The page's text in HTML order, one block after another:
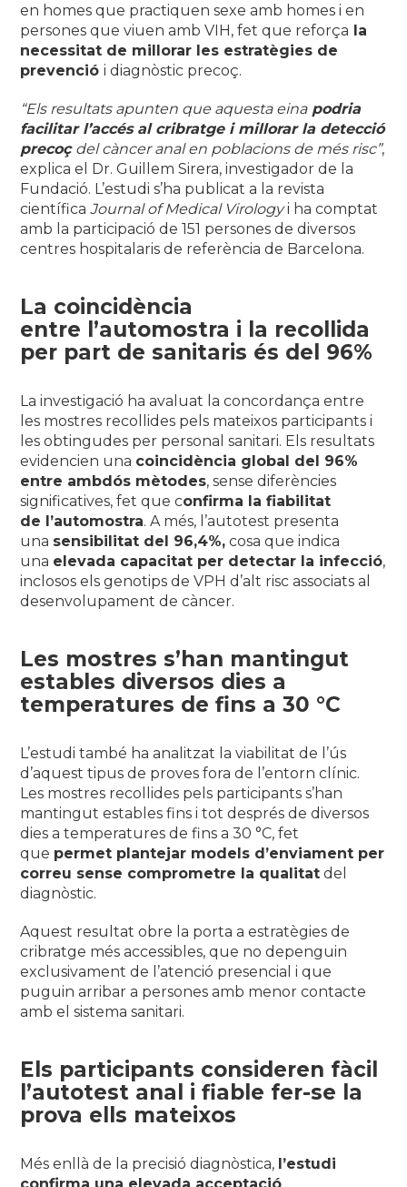
en homes que practiquen sexe amb homes i en
persones que viuen amb VIH, fet que reforça la
necessitat de millorar les estratègies de
prevenciói diagnòstic precoç.
“Els resultats apunten que aquesta einapodria
facilitar l’accés al cribratge i millorar la detecció
precoç del càncer anal en poblacions de més risc”,
explica el Dr. Guillem Sirera, investigador de la
Fundació. L’estudi s’ha publicat a la revista
científicaJournal of Medical Virologyi ha comptat
amb la participació de 151 persones de diversos
centres hospitalaris de referència de Barcelona.
La coincidència
entre l’automostra i la recollida
per part de sanitaris és del 96%
La investigació ha avaluat la concordança entre
les mostres recollides pels mateixos participants i
les obtingudes per personal sanitari. Els resultats
evidencien una coincidència global del 96%
entre ambdós mètodes, sense diferències
significatives, fet que confirma la fiabilitat
de l’automostra. A més, l’autotest presenta
una sensibilitat del 96,4%, cosa que indica
una elevada capacitat per detectar la infecció,
inclosos els genotips de VPH d’alt risc associats al
desenvolupament de càncer.
Les mostres s’han mantingut
estables diversos dies a
temperatures de fins a 30 °C
L’estudi també ha analitzat la viabilitat de l’ús
d’aquest tipus de proves fora de l’entorn clínic.
Les mostres recollides pels participants s’han
mantingut estables fins i tot després de diversos
dies a temperatures de fins a 30 °C, fet
que permet plantejar models d’enviament per
correu sense comprometre la qualitat del
diagnòstic.
Aquest resultat obre la porta a estratègies de
cribratge més accessibles, que no depenguin
exclusivament de l’atenció presencial i que
puguin arribar a persones amb menor contacte
amb el sistema sanitari.
Els participants consideren fàcil
l’autotest anal i fiable fer-se la
prova ells mateixos
Més enllà de la precisió diagnòstica, l’estudi
confirma una elevada acceptació